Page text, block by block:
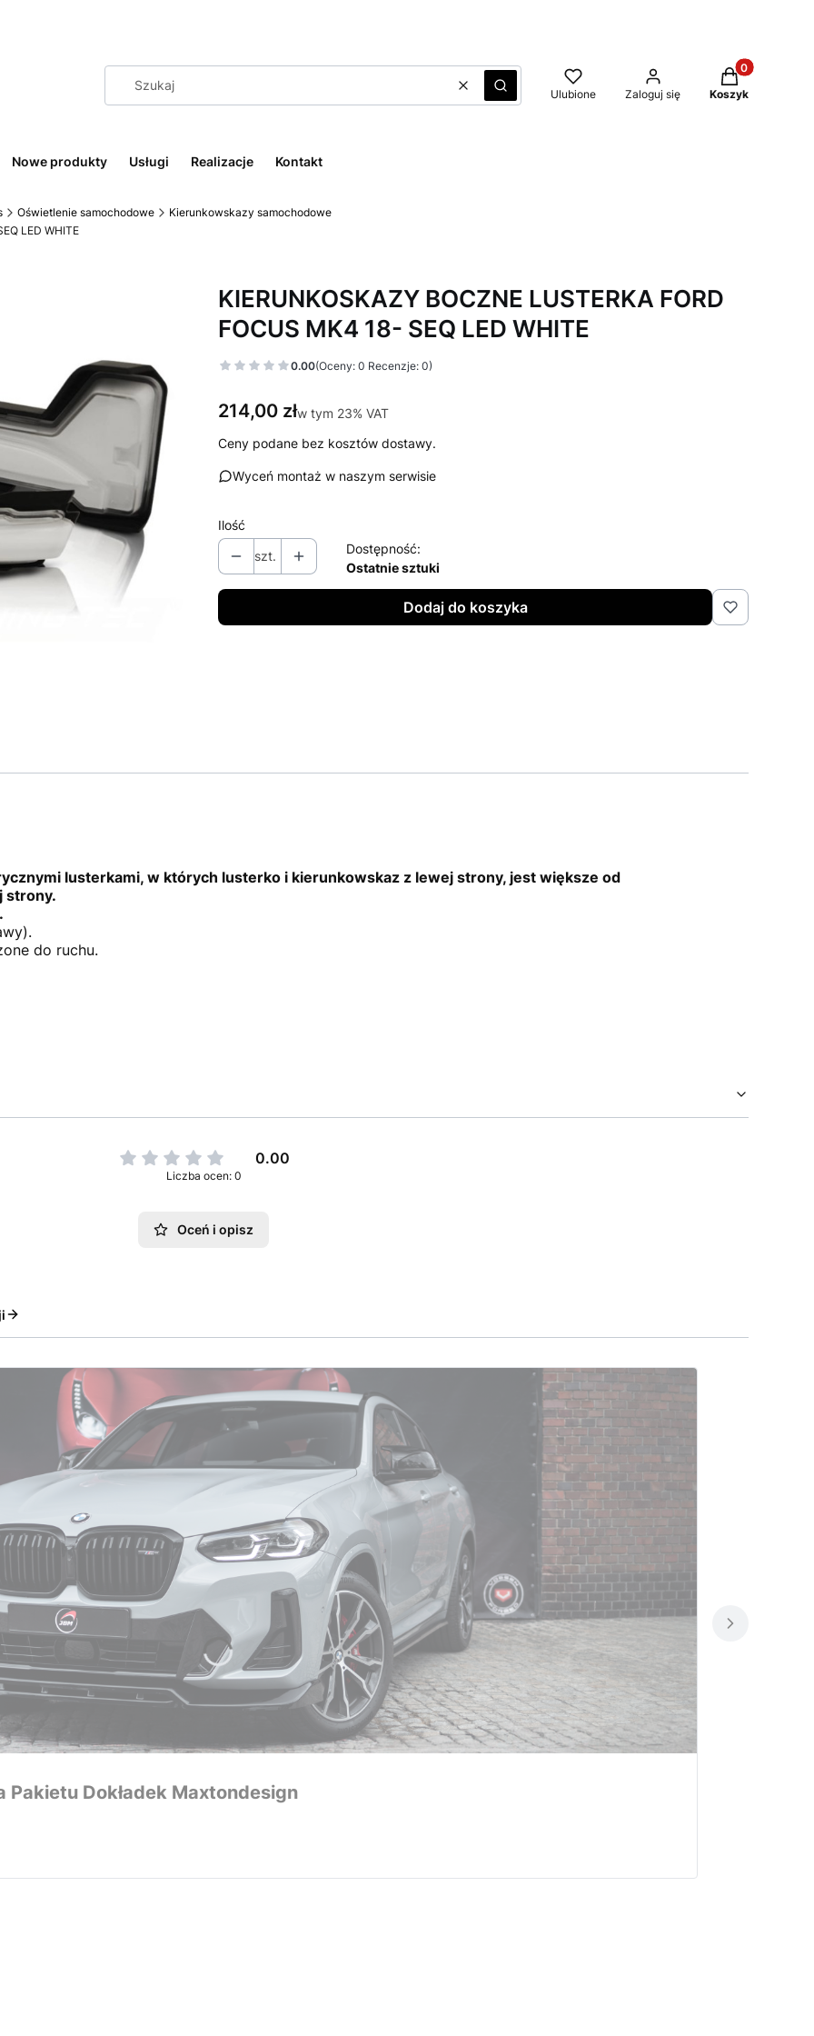
WyczyśćSzukaj Ulubione Zaloguj się
Produkty w
Koszyk
Nowe produkty Usługi Realizacje Kontakt
Oświetlenie samochodowe
Kierunkowskazy samochodowe
LED WHITE
KIERUNKOSKAZY BOCZNE LUSTERKA FORD
FOCUS MK4 18- SEQ LED WHITE
0.00(Oceny: 0 Recenzje: 0)
Cena
214,00 złw tym 23% VAT
w tym 23% VAT
Ceny podane bez kosztów dostawy.
Wyceń montaż w naszym serwisie
Ilość
szt.
Dostępność:
Ostatnie sztuki
Dodaj do koszyka
lusterkami, w których lusterko i kierunkowskaz z lewej strony, jest większe od
strony.
do ruchu.
0.00
Liczba ocen: 0
Oceń i opisz
Dokładek Maxtondesign